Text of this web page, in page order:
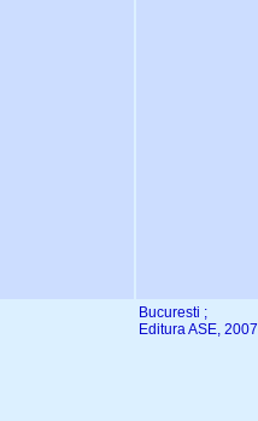
Bucuresti ;
Editura ASE, 2007